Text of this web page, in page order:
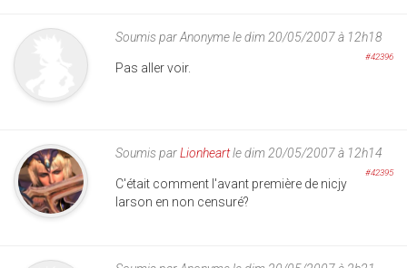
Soumis parAnonymele dim 20/05/2007 à 12h18
#42396
Pas aller voir.
Soumis parLionheartle dim 20/05/2007 à 12h14
#42395
C'était comment l'avant première de nicjy
larson en non censuré?